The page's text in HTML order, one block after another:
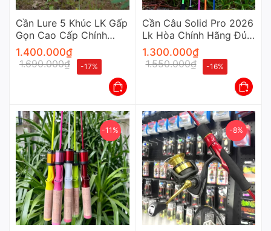
Cần Lure 5 Khúc LK Gấp
Gọn Cao Cấp Chính
Hãng
1.400.000₫
1.690.000₫ -17%
Cần Câu Solid Pro 2026
Lk Hòa Chính Hãng Đủ
Màu Cao Cấp
1.300.000₫
1.550.000₫ -16%
-11% -8%